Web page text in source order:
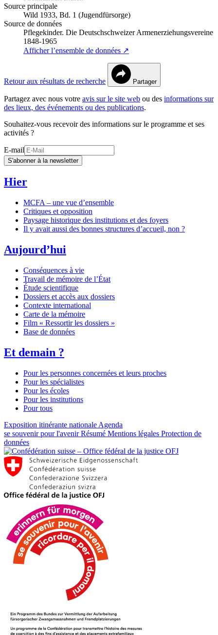
Source principale
Wild 1933, Bd. 1 (Jugendfürsorge)
Source de données
Pflegekinder. Die Deutschschweizer Armenerziehungsvereine
1848-1965
Afficher l’ensemble de données ↗
Retour aux résultats de recherche Partager
Partagez avec nous votre avis sur le site web ou des informations sur
des lieux, des événements ou des publications.
Souhaitez-vous recevoir des informations sur le programme et ses
activités ?
E-mail
S'abonner à la newsletter
Hier
MCFA – une vue d’ensemble
Critiques et opposition
Paysage historique des institutions et des foyers
Il y avait aussi des bonnes structures d’accueil, non ?
Aujourd’hui
Conséquences à vie
Travail de mémoire de l’État
Étude scientifique
Dossiers et accès aux dossiers
Contexte international
Carte de la mémoire
Film « Ressortir les dossiers »
Base de données
Et demain ?
Pour les personnes concernées et leurs proches
Pour les spécialistes
Pour les écoles
Pour les institutions
Pour tous
Exposition itinérante nationale Agenda
se souvenir pour l'avenirRésumé Mentions légales Protection de
données